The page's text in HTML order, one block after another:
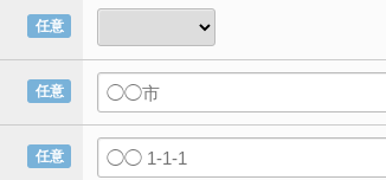
任意
任意
任意